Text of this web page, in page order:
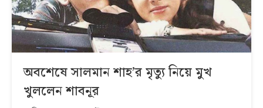
অবশেষে সালমান শাহ’র মৃত্যু নিয়ে মুখ
খুললেন শাবনূর